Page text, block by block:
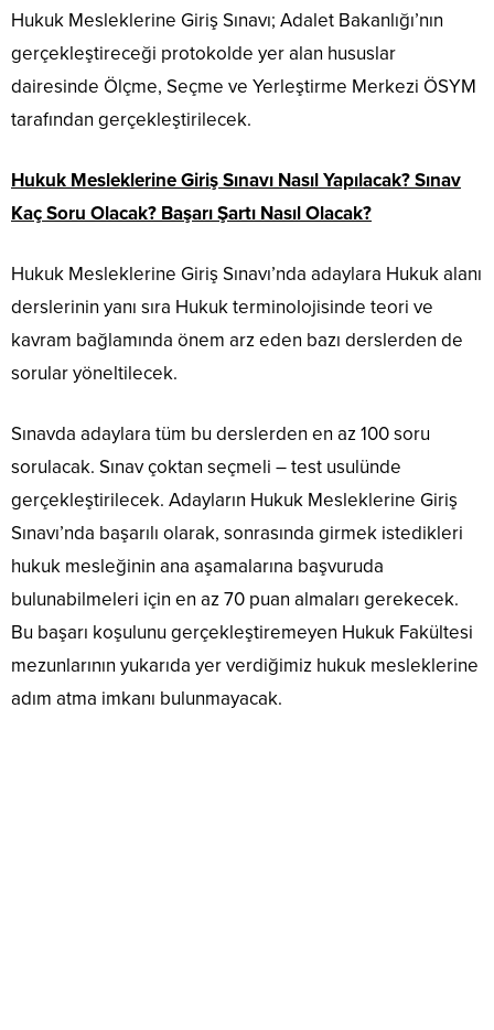
Hukuk Mesleklerine Giriş Sınavı; Adalet Bakanlığı’nın
gerçekleştireceği protokolde yer alan hususlar
dairesinde Ölçme, Seçme ve Yerleştirme Merkezi ÖSYM
tarafından gerçekleştirilecek.
Hukuk Mesleklerine Giriş Sınavı Nasıl Yapılacak? Sınav
Kaç Soru Olacak? Başarı Şartı Nasıl Olacak?
Hukuk Mesleklerine Giriş Sınavı’nda adaylara Hukuk alanı
derslerinin yanı sıra Hukuk terminolojisinde teori ve
kavram bağlamında önem arz eden bazı derslerden de
sorular yöneltilecek.
Sınavda adaylara tüm bu derslerden en az 100 soru
sorulacak. Sınav çoktan seçmeli – test usulünde
gerçekleştirilecek. Adayların Hukuk Mesleklerine Giriş
Sınavı’nda başarılı olarak, sonrasında girmek istedikleri
hukuk mesleğinin ana aşamalarına başvuruda
bulunabilmeleri için en az 70 puan almaları gerekecek.
Bu başarı koşulunu gerçekleştiremeyen Hukuk Fakültesi
mezunlarının yukarıda yer verdiğimiz hukuk mesleklerine
adım atma imkanı bulunmayacak.